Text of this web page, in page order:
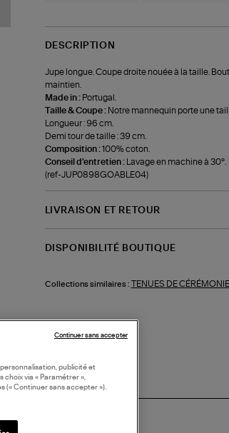
DESCRIPTION
Jupe longue. Coupe droite nouée à la taille.
maintien.
Made in : Portugal.
Taille & Coupe : Notre mannequin porte une
Longueur : 96 cm.
Demi tour de taille : 39 cm.
Composition :100% coton.
Conseil d'entretien :
Lavage en machine à 30°.
(ref-JUP0898GOABLE04)
LIVRAISON ET RETOUR
DISPONIBILITÉ BOUTIQUE
Collections similaires : TENUES DE CÉRÉMONIE
publicité et
choix via « Paramétrer »,
(« Continuer sans accepter »).
Continuer sans accepter